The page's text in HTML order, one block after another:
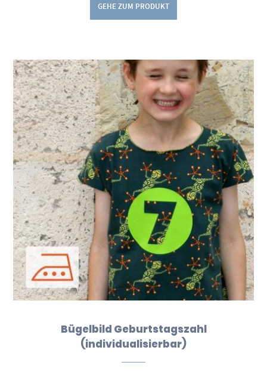
GEHE ZUM PRODUKT
Bügelbild Geburtstagszahl
(individualisierbar)